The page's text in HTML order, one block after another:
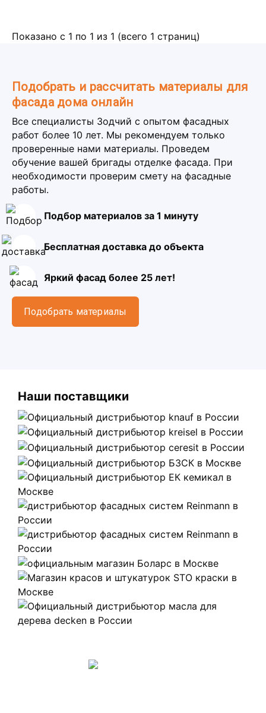
Показано с 1 по 1 из 1 (всего 1 страниц)
Подобрать и рассчитать материалы для
фасада дома онлайн
Все специалисты Зодчий с опытом фасадных
работ более 10 лет. Мы рекомендуем только
проверенные нами материалы. Проведем
обучение вашей бригады отделке фасада. При
необходимости проверим смету на фасадные
работы.
Подбор материалов за 1 минуту
Бесплатная доставка до объекта
Яркий фасад более 25 лет!
Подобрать материалы
Наши поставщики